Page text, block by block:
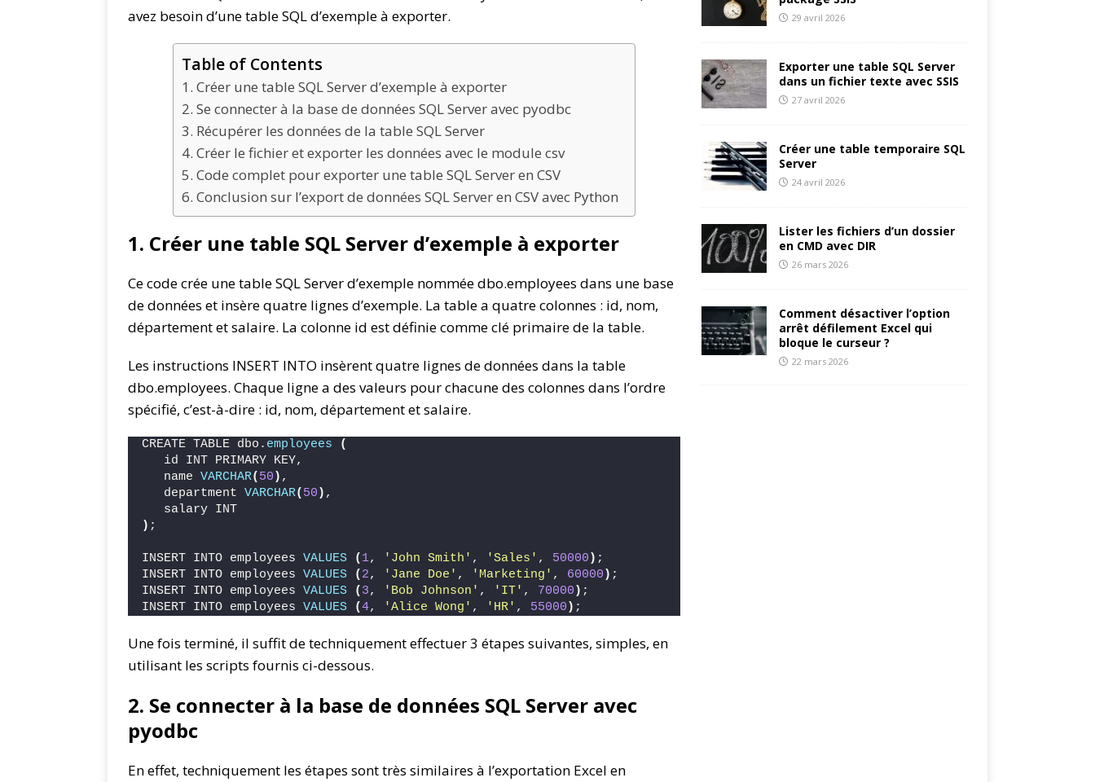
avez besoin d’une table SQL d’exemple à exporter.
Table of Contents
1. Créer une table SQL Server d’exemple à exporter
2. Se connecter à la base de données SQL Server avec pyodbc
3. Récupérer les données de la table SQL Server
4. Créer le fichier et exporter les données avec le module csv
5. Code complet pour exporter une table SQL Server en CSV
6. Conclusion sur l’export de données SQL Server en CSV avec Python
1. Créer une table SQL Server d’exemple à exporter
Ce code crée une table SQL Server d’exemple nommée dbo.employees dans une base
de données et insère quatre lignes d’exemple. La table a quatre colonnes : id, nom,
département et salaire. La colonne id est définie comme clé primaire de la table.
Les instructions INSERT INTO insèrent quatre lignes de données dans la table
dbo.employees. Chaque ligne a des valeurs pour chacune des colonnes dans l’ordre
spécifié, c’est-à-dire : id, nom, département et salaire.
CREATE TABLE dbo. employees
(
   id INT PRIMARY KEY,
   name
VARCHAR( 50 ) ,
   department
VARCHAR( 50 ) ,
   salary INT
) ;
INSERT INTO employees VALUES ( 1, 'John Smith' , 'Sales' , 50000 ) ;
INSERT INTO employees VALUES ( 2, 'Jane Doe' , 'Marketing' , 60000 ) ;
INSERT INTO employees VALUES ( 3, 'Bob Johnson' , 'IT' , 70000 ) ;
INSERT INTO employees VALUES (4, 'Alice Wong' , 'HR' , 55000 ) ;
Une fois terminé, il suffit de techniquement effectuer 3 étapes suivantes, simples, en
utilisant les scripts fournis ci-dessous.
2. Se connecter à la base de données SQL Server avec
pyodbc
En effet, techniquement les étapes sont très similaires à l’exportation Excel en
29 avril 2026
Exporter une table SQL Server
dans un fichier texte avec SSIS
27 avril 2026
Créer une table temporaire SQL
Server
24 avril 2026
Lister les fichiers d’un dossier
en CMD avec DIR
26 mars 2026
Comment désactiver l’option
arrêt défilement Excel qui
bloque le curseur ?
22 mars 2026